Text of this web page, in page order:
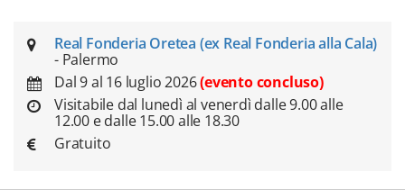
Real Fonderia Oretea (ex Real Fonderia alla Cala)
- Palermo
Dal 9 al 16 luglio 2026(evento concluso)
Visitabile dal lunedì al venerdì dalle 9.00 alle
12.00 e dalle 15.00 alle 18.30
Gratuito